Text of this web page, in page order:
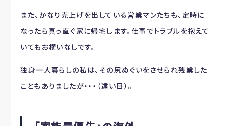
また、かなり売上げを出している営業マンたちも、定時に
なったら真っ直ぐ家に帰宅します。仕事でトラブルを抱えて
いてもお構いなしです。
独身一人暮らしの私は、その尻ぬぐいをさせられ残業した
こともありましたが・・・（遠い目）。